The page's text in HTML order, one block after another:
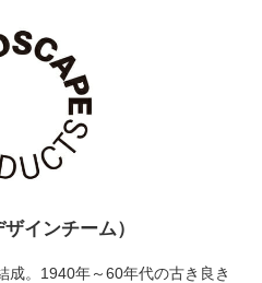
インチーム）
成。1940年～60年代の古き良き